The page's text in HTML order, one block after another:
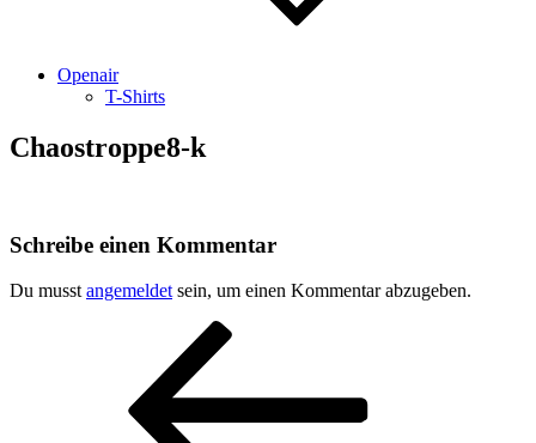
Openair
T-Shirts
Chaostroppe8-k
Schreibe einen Kommentar
Du musst angemeldet sein, um einen Kommentar abzugeben.
Beitragsnavigation